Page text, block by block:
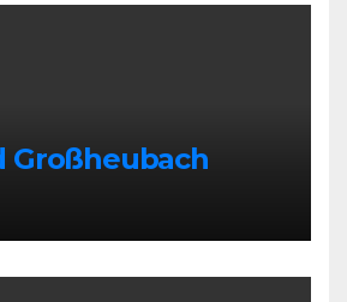
Großheubach